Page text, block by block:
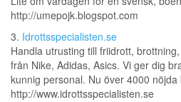
http://umepojk.blogspot.com
3. Idrottsspecialisten.se
Handla utrusting till friidrott,
från Nike, Adidas, Asics. Vi ger dig
kunnig personal. Nu över 4000 nöjda
http://www.idrottsspecialisten.se